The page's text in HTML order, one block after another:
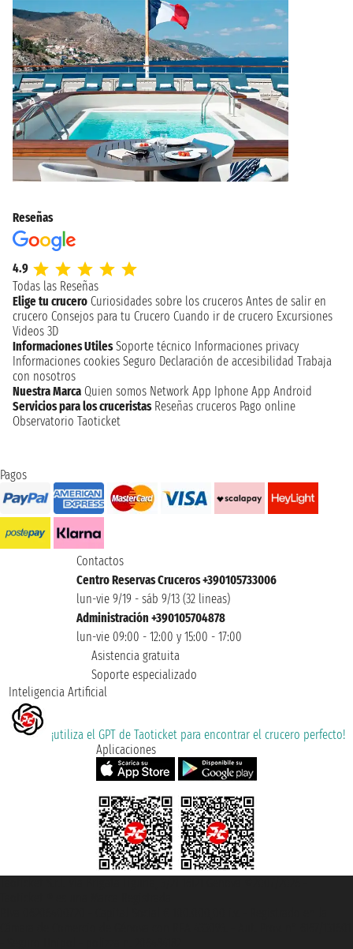
Reseñas
4.9
Todas las Reseñas
Elige tu crucero Curiosidades sobre los cruceros Antes de salir en
crucero Consejos para tu Crucero Cuando ir de crucero Excursiones
Videos 3D
Informaciones Utiles Soporte técnico Informaciones privacy
Informaciones cookies Seguro Declaración de accesibilidad Trabaja
con nosotros
Nuestra Marca Quien somos Network App Iphone App Android
Servicios para los cruceristas Reseñas cruceros Pago online
Observatorio Taoticket
Pagos
Contactos
Centro Reservas Cruceros +390105733006
lun-vie 9/19 - sáb 9/13 (32 lineas)
Administración +390105704878
lun-vie 09:00 - 12:00 y 15:00 - 17:00
Asistencia gratuita
Soporte especializado
Inteligencia Artificial
¡utiliza el GPT de Taoticket para encontrar el crucero perfecto!
Aplicaciones